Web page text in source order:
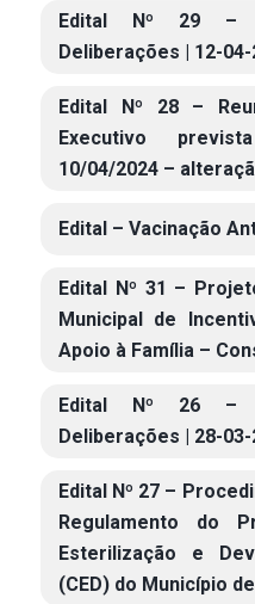
Edital Nº 29 –
Deliberações | 12-04-
Edital Nº 28 –
Executivo
10/04/2024 –
Edital – Vacinação
Edital Nº 31 –
Municipal de
Apoio à Família –
Edital Nº 26 –
Deliberações | 28-03-
Edital Nº 27 –
Regulamento do
Esterilização e
(CED) do Município